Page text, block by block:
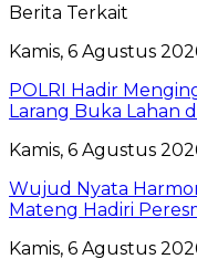
Berita Terkait
Kamis, 6 Agustus
POLRI Hadir
Larang Buka Lahan
Kamis, 6 Agustus
Wujud Nyata
Mateng Hadiri
Kamis, 6 Agustus